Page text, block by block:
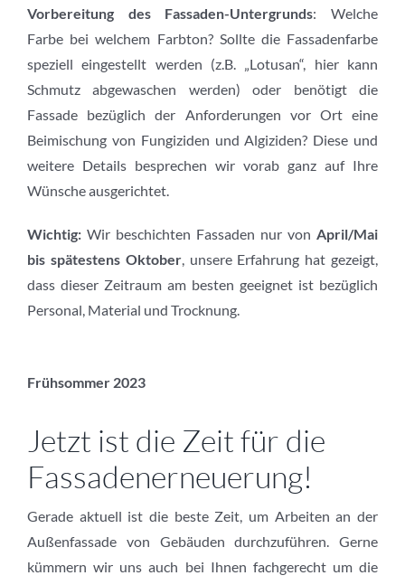
Vorbereitung des Fassaden-Untergrunds: Welche
Farbe bei welchem Farbton? Sollte die Fassadenfarbe
speziell eingestellt werden (z.B. „Lotusan“, hier kann
Schmutz abgewaschen werden) oder benötigt die
Fassade bezüglich der Anforderungen vor Ort eine
Beimischung von Fungiziden und Algiziden? Diese und
weitere Details besprechen wir vorab ganz auf Ihre
Wünsche ausgerichtet.
Wichtig:Wir beschichten Fassaden nur vonApril/Mai
bis spätestens Oktober, unsere Erfahrung hat gezeigt,
dass dieser Zeitraum am besten geeignet ist bezüglich
Personal, Material und Trocknung.
Frühsommer 2023
Jetzt ist die Zeit für die
Fassadenerneuerung!
Gerade aktuell ist die beste Zeit, um Arbeiten an der
Außenfassade von Gebäuden durchzuführen. Gerne
kümmern wir uns auch bei Ihnen fachgerecht um die